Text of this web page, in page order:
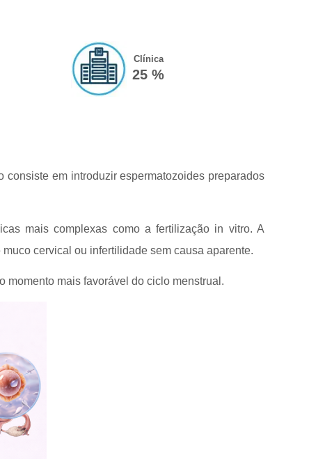
Clínica
25 %
em introduzir espermatozoides preparados
mais complexas como a fertilização in vitro. A
cervical ou infertilidade sem causa aparente.
momento mais favorável do ciclo menstrual.